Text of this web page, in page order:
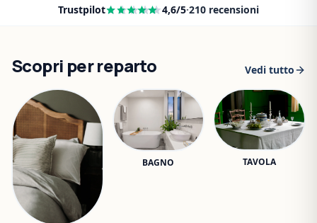
Trustpilot 4,6/5·210 recensioni
Scopri per reparto Vedi tutto
BAGNO TAVOLA